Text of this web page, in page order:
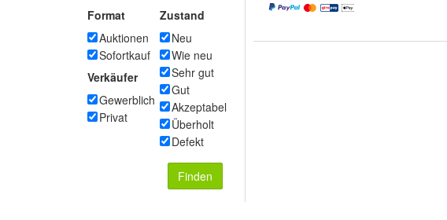
Format
Auktionen
Sofortkauf
Verkäufer
Gewerblich
Privat
Zustand
Neu
Wie neu
Sehr gut
Gut
Akzeptabel
Überholt
Defekt
Finden